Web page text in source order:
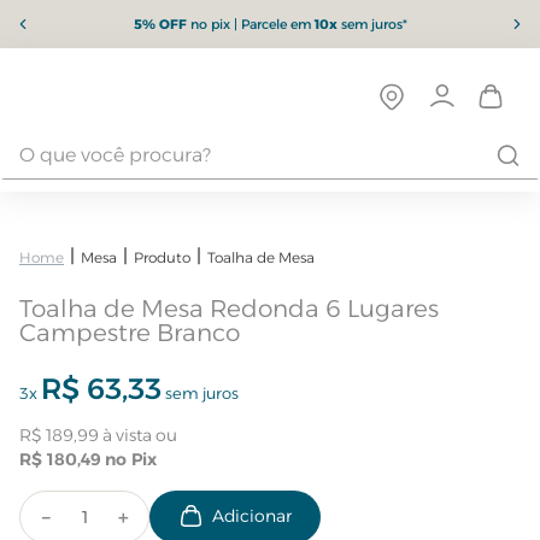
5% OFFno pix | Parcele em10xsem juros*
Mesa Produto Toalha de Mesa
Toalha de Mesa Redonda 6 Lugares
Campestre Branco
3x R$ 63,33sem juros
R$ 189,99
R$ 180,49
＋
－